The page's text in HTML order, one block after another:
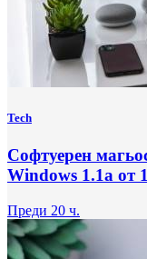
Tech
Софтуерен
Windows 1.1a от
Преди 20 ч.